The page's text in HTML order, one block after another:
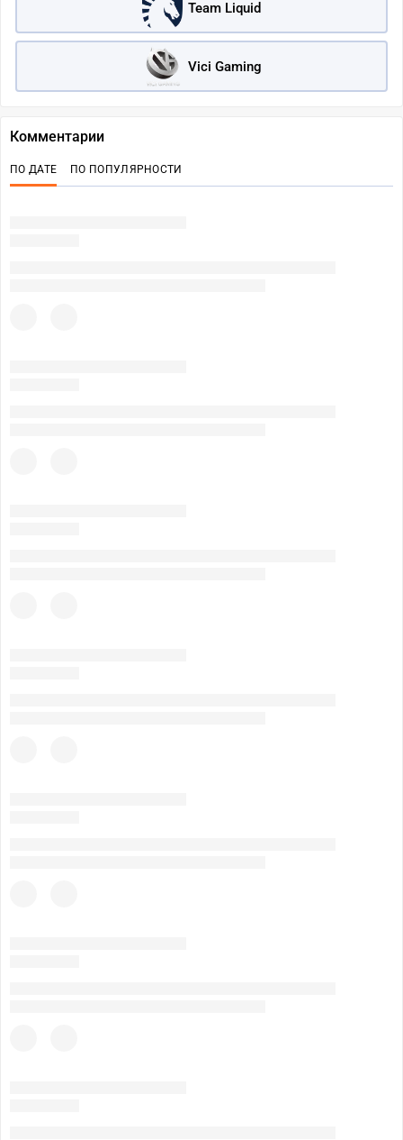
Team Liquid
Vici Gaming
Комментарии
ПО ДАТЕ ПО ПОПУЛЯРНОСТИ